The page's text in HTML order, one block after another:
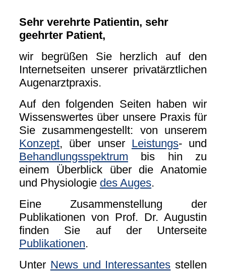
Sehr verehrte Patientin, sehr
geehrter Patient,
wir begrüßen Sie herzlich auf den
Internetseiten unserer privatärztlichen
Augenarztpraxis.
Auf den folgenden Seiten haben wir
Wissenswertes über unsere Praxis für
Sie zusammengestellt: von unserem
Konzept, über unser Leistungs- und
Behandlungsspektrum bis hin zu
einem Überblick über die Anatomie
und Physiologie des Auges.
Eine Zusammenstellung der
Publikationen von Prof. Dr. Augustin
finden Sie auf der Unterseite
Publikationen.
Unter News und Interessantes stellen